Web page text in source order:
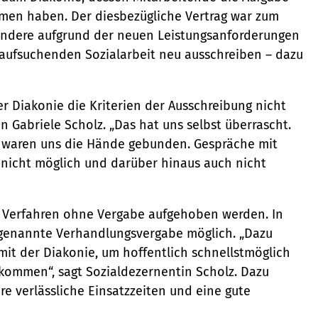
HH)
haben. Der diesbezügliche Vertrag war zum
aufgrund der neuen Leistungsanforderungen
Sozialarbeit neu ausschreiben – dazu
Diakonie die Kriterien der Ausschreibung nicht
Gabriele Scholz. „Das hat uns selbst überrascht.
uns die Hände gebunden. Gespräche mit
möglich und darüber hinaus auch nicht
ohne Vergabe aufgehoben werden. In
Verhandlungsvergabe möglich. „Dazu
der Diakonie, um hoffentlich schnellstmöglich
sagt Sozialdezernentin Scholz. Dazu
verlässliche Einsatzzeiten und eine gute